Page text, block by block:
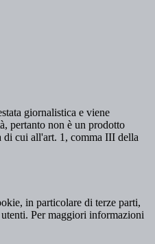
giornalistica e viene
pertanto non è un prodotto
di cui all'art. 1, comma III della
in particolare di terze parti,
Per maggiori informazioni